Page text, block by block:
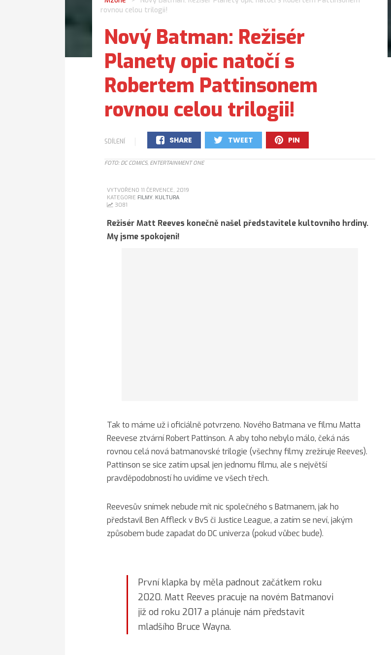
rovnou celou trilogii!
Nový Batman: Režisér
Planety opic natočí s
Robertem Pattinsonem
rovnou celou trilogii!
SDÍLENÍ
SHARE
0
TWEET
0
PIN
0
FOTO: DC COMICS, ENTERTAINMENT ONE
VYTVOŘENO 11 ČERVENCE, 2019
KATEGORIE FILMY, KULTURA
3081
Režisér Matt Reeves konečně našel představitele kultovního hrdiny.
My jsme spokojeni!
Tak to máme už i oficiálně potvrzeno. Nového Batmana ve filmu Matta
Reevese ztvární Robert Pattinson. A aby toho nebylo málo, čeká nás
rovnou celá nová batmanovské trilogie (všechny filmy zrežíruje Reeves).
Pattinson se sice zatím upsal jen jednomu filmu, ale s největší
pravděpodobností ho uvidíme ve všech třech.
Reevesův snímek nebude mít nic společného s Batmanem, jak ho
představil Ben Affleck v BvS či Justice League, a zatím se neví, jakým
způsobem bude zapadat do DC univerza (pokud vůbec bude).
První klapka by měla padnout začátkem roku
2020. Matt Reeves pracuje na novém Batmanovi
již od roku 2017 a plánuje nám představit
mladšího Bruce Wayna.